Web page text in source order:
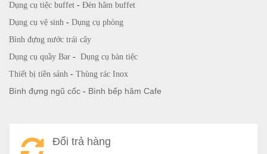
Dụng cụ tiệc buffet - Đèn hâm buffet
Dụng cụ vệ sinh - Dụng cụ phòng
Bình đựng nước trái cây
Dụng cụ quầy Bar - Dụng cụ bàn tiệc
Thiết bị tiền sảnh - Thùng rác Inox
Bình đựng ngũ cốc - Bình bếp hâm Cafe
Đổi trả hàng